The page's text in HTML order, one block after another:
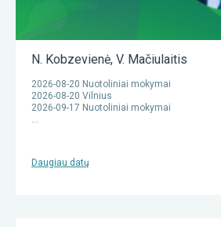
N. Kobzevienė, V. Mačiulaitis
2026-08-20 Nuotoliniai mokymai
2026-08-20 Vilnius
2026-09-17 Nuotoliniai mokymai
…
Daugiau datų